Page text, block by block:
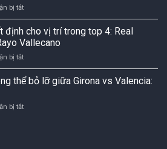
nào
sẽ
khẳng
định
đầy
hứa
hẹn:
Imigresen
Selangor:
Imigresen
vs
bị tắtở
Nhận
định
từ
chuyên
gia
kết
quả
hùng:
định cho vị trí trong top 4: Real
Vallecano
bị tắtở
Trận
đấu
cho
thể bỏ lỡ giữa Girona vs Valencia:
bị tắtở